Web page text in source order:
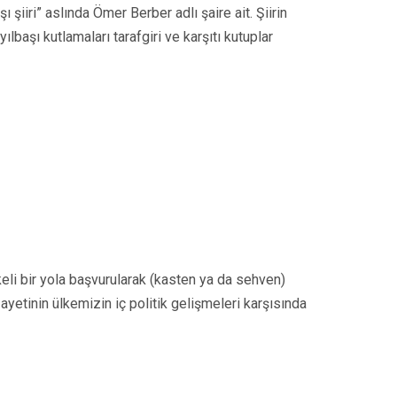
şiiri” aslında Ömer Berber adlı şaire ait. Şiirin
kutlamaları tarafgiri ve karşıtı kutuplar
bir yola başvurularak (kasten ya da sehven)
ülkemizin iç politik gelişmeleri karşısında